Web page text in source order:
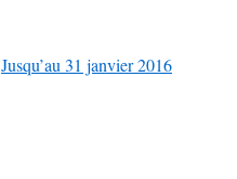
Jusqu’au 31 janvier 2016